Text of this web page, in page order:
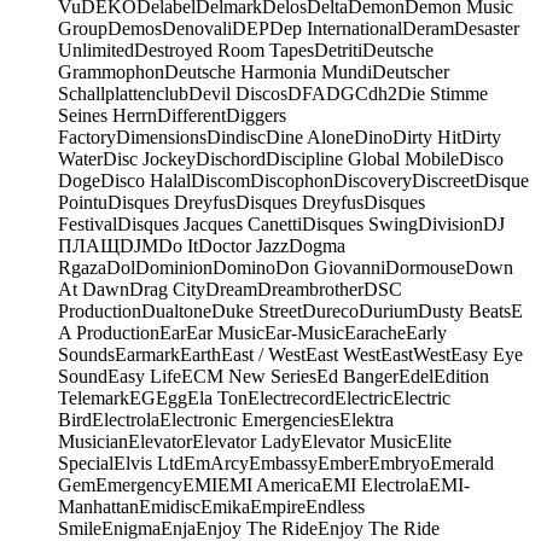
VuDEKODelabelDelmarkDelosDeltaDemonDemon Music
GroupDemosDenovaliDEPDep InternationalDeramDesaster
UnlimitedDestroyed Room TapesDetritiDeutsche
GrammophonDeutsche Harmonia MundiDeutscher
SchallplattenclubDevil DiscosDFADGCdh2Die Stimme
Seines HerrnDifferentDiggers
FactoryDimensionsDindiscDine AloneDinoDirty HitDirty
WaterDisc JockeyDischordDiscipline Global MobileDisco
DogeDisco HalalDiscomDiscophonDiscoveryDiscreetDisque
PointuDisques DreyfusDisques DreyfusDisques
FestivalDisques Jacques CanettiDisques SwingDivisionDJ
ПЛАЩDJMDo ItDoctor JazzDogma
RgazaDolDominionDominoDon GiovanniDormouseDown
At DawnDrag CityDreamDreambrotherDSC
ProductionDualtoneDuke StreetDurecoDuriumDusty BeatsE
A ProductionEarEar MusicEar-MusicEaracheEarly
SoundsEarmarkEarthEast / WestEast WestEastWestEasy Eye
SoundEasy LifeECM New SeriesEd BangerEdelEdition
TelemarkEGEggEla TonElectrecordElectricElectric
BirdElectrolaElectronic EmergenciesElektra
MusicianElevatorElevator LadyElevator MusicElite
SpecialElvis LtdEmArcyEmbassyEmberEmbryoEmerald
GemEmergencyEMIEMI AmericaEMI ElectrolaEMI-
ManhattanEmidiscEmikaEmpireEndless
SmileEnigmaEnjaEnjoy The RideEnjoy The Ride